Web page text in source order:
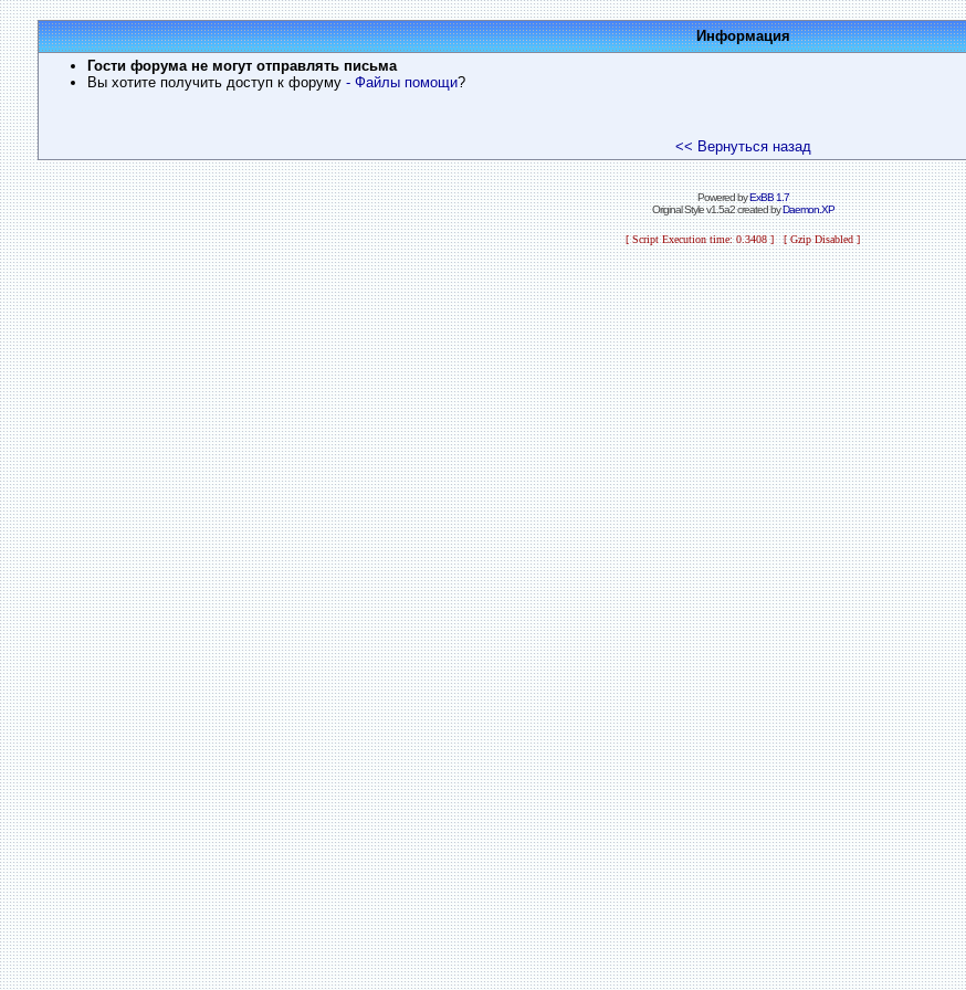
Информация
Гости форума не могут отправлять письма
Вы хотите получить доступ к форуму - Файлы помощи?
<< Вернуться назад
Powered byExBB 1.7
Original Style v1.5a2 created byDaemon.XP
[ Script Execution time: 0.3408 ] [ Gzip Disabled ]